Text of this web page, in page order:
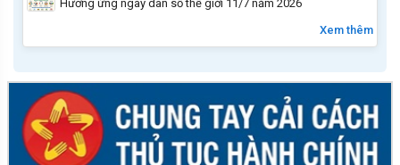
Hưởng ứng ngày dân số thế giới 11/7 năm 2026
Xem thêm